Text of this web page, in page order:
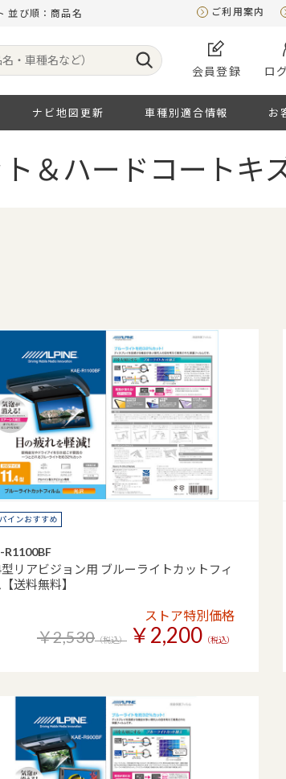
並び順：商品名 ご利用案内
会員登録 ロ
ナビ地図更新 車種別適合情報 お
＆ハードコートキ
R1100BF
リアビジョン用 ブルーライトカットフィ
送料無料】
ストア特別価格
￥2,530（税込） ￥2,200 （税込）